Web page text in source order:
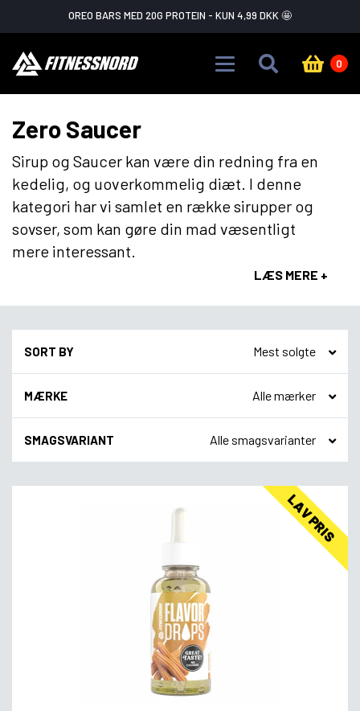
Skip to main contentFLASH SALE ADVARSEL!GÅ IKKE GLIP AF DET
0
Zero Saucer
Sirup og Saucer kan være din redning fra en
kedelig, og uoverkommelig diæt. I denne
kategori har vi samlet en række sirupper og
sovser, som kan gøre din mad væsentligt
mere interessant.
LÆS MERE +
SORT BY
MÆRKE
SMAGSVARIANT
LAV PRIS